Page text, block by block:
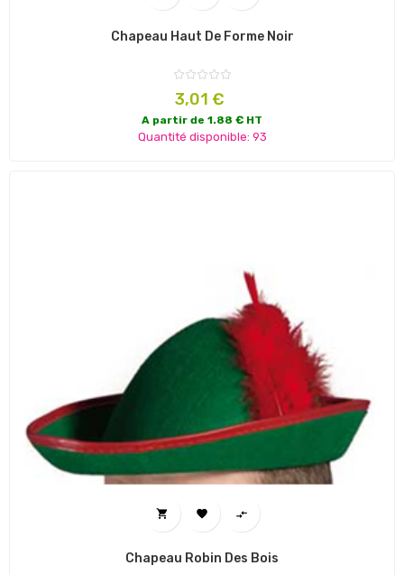
Chapeau Haut De Forme Noir
Prix
3,01 €
A partir de 1.88 € HT
Quantité disponible: 93
  
Chapeau Robin Des Bois